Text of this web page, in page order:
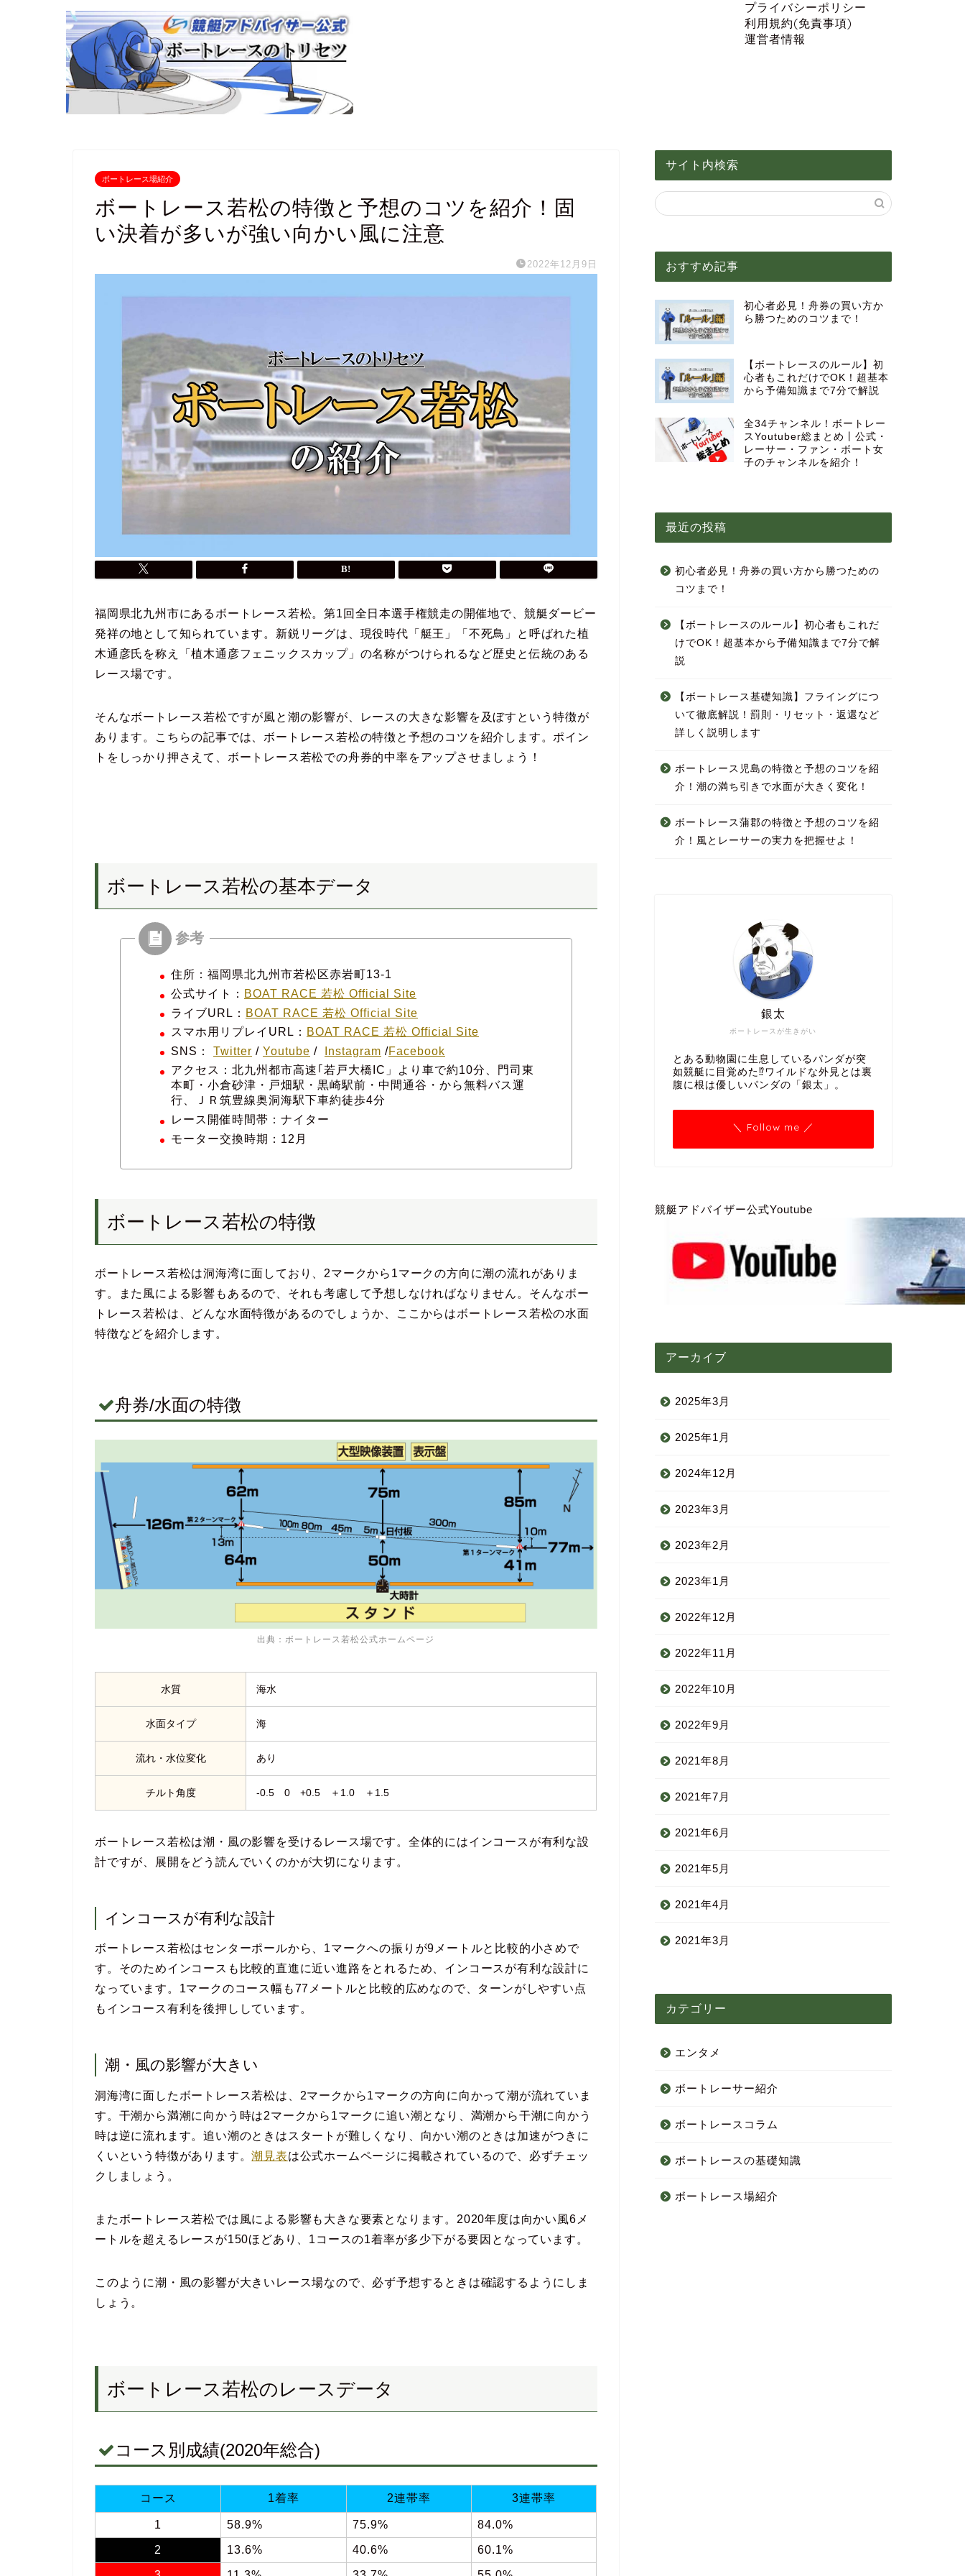
プライバシーポリシー
利用規約(免責事項)
運営者情報
ボートレース場紹介
ボートレース若松の特徴と予想のコツを紹介！固
い決着が多いが強い向かい風に注意
2022年12月9日
福岡県北九州市にあるボートレース若松。第1回全日本選手権競走の開催地で、競艇ダービー
発祥の地として知られています。新鋭リーグは、現役時代「艇王」「不死鳥」と呼ばれた植
木通彦氏を称え「植木通彦フェニックスカップ」の名称がつけられるなど歴史と伝統のある
レース場です。
そんなボートレース若松ですが風と潮の影響が、レースの大きな影響を及ぼすという特徴が
あります。こちらの記事では、ボートレース若松の特徴と予想のコツを紹介します。ポイン
トをしっかり押さえて、ボートレース若松での舟券的中率をアップさせましょう！
ボートレース若松の基本データ
住所：福岡県北九州市若松区赤岩町13-1
公式サイト： BOAT RACE 若松 Official Site
ライブURL： BOAT RACE 若松 Official Site
スマホ用リプレイURL： BOAT RACE 若松 Official Site
SNS： Twitter / Youtube / Instagram /Facebook
アクセス：北九州都市高速｢若戸大橋IC」より車で約10分、門司東
本町・小倉砂津・戸畑駅・黒崎駅前・中間通谷・から無料バス運
行、ＪＲ筑豊線奥洞海駅下車約徒歩4分
レース開催時間帯：ナイター
モーター交換時期：12月
ボートレース若松の特徴
ボートレース若松は洞海湾に面しており、2マークから1マークの方向に潮の流れがありま
す。また風による影響もあるので、それも考慮して予想しなければなりません。そんなボー
トレース若松は、どんな水面特徴があるのでしょうか、ここからはボートレース若松の水面
特徴などを紹介します。
舟券/水面の特徴
出典： ボートレース若松公式ホームページ
水質 海水
水面タイプ 海
流れ・水位変化 あり
チルト角度 -0.5 0 +0.5 ＋1.0 ＋1.5
ボートレース若松は潮・風の影響を受けるレース場です。全体的にはインコースが有利な設
計ですが、展開をどう読んでいくのかが大切になります。
インコースが有利な設計
ボートレース若松はセンターポールから、1マークへの振りが9メートルと比較的小さめで
す。そのためインコースも比較的直進に近い進路をとれるため、インコースが有利な設計に
なっています。1マークのコース幅も77メートルと比較的広めなので、ターンがしやすい点
もインコース有利を後押ししています。
潮・風の影響が大きい
洞海湾に面したボートレース若松は、2マークから1マークの方向に向かって潮が流れていま
す。干潮から満潮に向かう時は2マークから1マークに追い潮となり、満潮から干潮に向かう
時は逆に流れます。追い潮のときはスタートが難しくなり、向かい潮のときは加速がつきに
くいという特徴があります。潮見表は公式ホームページに掲載されているので、必ずチェッ
クしましょう。
またボートレース若松では風による影響も大きな要素となります。2020年度は向かい風6メ
ートルを超えるレースが150ほどあり、1コースの1着率が多少下がる要因となっています。
このように潮・風の影響が大きいレース場なので、必ず予想するときは確認するようにしま
しょう。
ボートレース若松のレースデータ
コース別成績(2020年総合)
コース 1着率 2連帯率 3連帯率
1 58.9% 75.9% 84.0%
2 13.6% 40.6% 60.1%
サイト内検索
おすすめ記事
初心者必見！舟券の買い方か
ら勝つためのコツまで！
【ボートレースのルール】初
心者もこれだけでOK！超基本
から予備知識まで7分で解説
全34チャンネル！ボートレー
スYoutuber総まとめ丨公式・
レーサー・ファン・ボート女
子のチャンネルを紹介！
最近の投稿
初心者必見！舟券の買い方から勝つための
コツまで！
【ボートレースのルール】初心者もこれだ
けでOK！超基本から予備知識まで7分で解
説
【ボートレース基礎知識】フライングにつ
いて徹底解説！罰則・リセット・返還など
詳しく説明します
ボートレース児島の特徴と予想のコツを紹
介！潮の満ち引きで水面が大きく変化！
ボートレース蒲郡の特徴と予想のコツを紹
介！風とレーサーの実力を把握せよ！
ボートレースが生きがい
銀太
とある動物園に生息しているパンダが突
如競艇に目覚めた⁉ワイルドな外見とは裏
腹に根は優しいパンダの「銀太」。
＼ Follow me ／
競艇アドバイザー公式Youtube
アーカイブ
2025年3月
2025年1月
2024年12月
2023年3月
2023年2月
2023年1月
2022年12月
2022年11月
2022年10月
2022年9月
2021年8月
2021年7月
2021年6月
2021年5月
2021年4月
2021年3月
カテゴリー
エンタメ
ボートレーサー紹介
ボートレースコラム
ボートレースの基礎知識
ボートレース場紹介